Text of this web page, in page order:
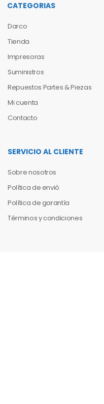
CATEGORIAS
Darco
Tienda
Impresoras
Suministros
Repuestos Partes & Piezas
Mi cuenta
Contacto
SERVICIO AL CLIENTE
Sobre nosotros
Política de envió
Política de garantía
Términos y condiciones